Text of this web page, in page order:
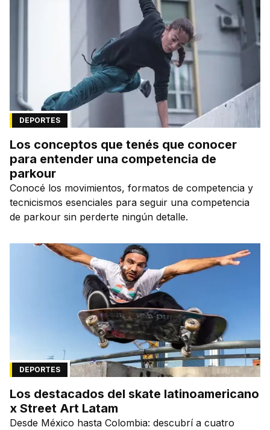
DEPORTES
Los conceptos que tenés que conocer
para entender una competencia de
parkour
Conocé los movimientos, formatos de competencia y
tecnicismos esenciales para seguir una competencia
de parkour sin perderte ningún detalle.
DEPORTES
Los destacados del skate latinoamericano
x Street Art Latam
Desde México hasta Colombia: descubrí a cuatro